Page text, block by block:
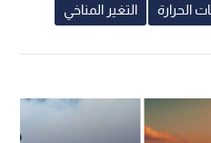
الحرارة التغير المناخي